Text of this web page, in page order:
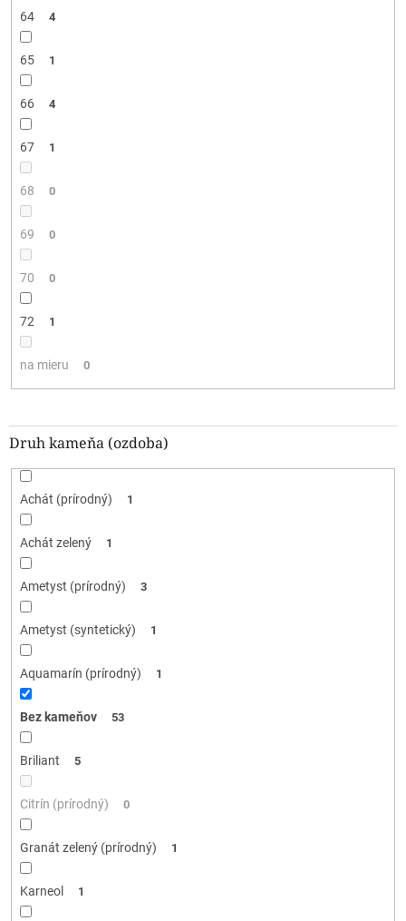
64 4
65 1
66 4
67 1
68 0
69 0
70 0
72 1
na mieru 0
Druh kameňa (ozdoba)
Achát (prírodný) 1
Achát zelený 1
Ametyst (prírodný) 3
Ametyst (syntetický) 1
Aquamarín (prírodný) 1
Bez kameňov 53
Briliant 5
Citrín (prírodný) 0
Granát zelený (prírodný) 1
Karneol 1